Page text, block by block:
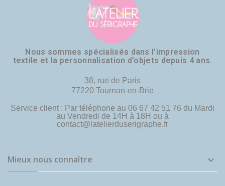
Nous sommes spécialisés dans l'impression
textile et la personnalisation d'objets depuis 4 ans.
38, rue de Paris
77220 Tournan-en-Brie
Service client : Par téléphone au 06 67 42 51 76 du Mardi
au Vendredi de 14H à 18H ou à
contact@latelierduserigraphe.fr
Mieux nous connaître 